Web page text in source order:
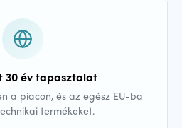
30 év tapasztalat
a piacon, és az egész EU-ba
termékeket.